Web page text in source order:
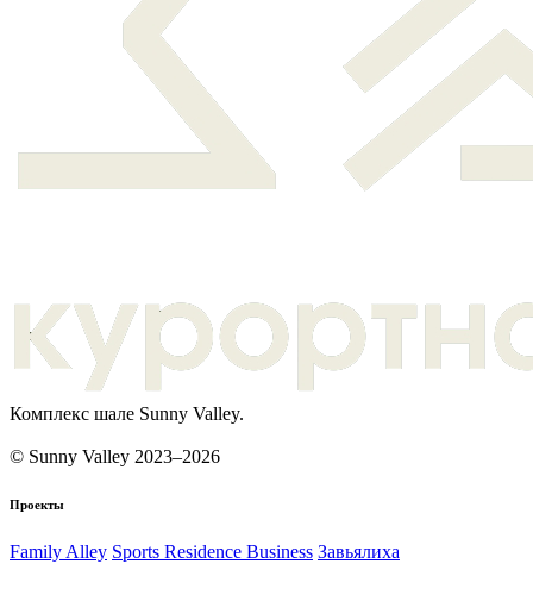
Комплекс шале Sunny Valley.
© Sunny Valley 2023–2026
Проекты
Family Alley Sports Residence Business Завьялиха